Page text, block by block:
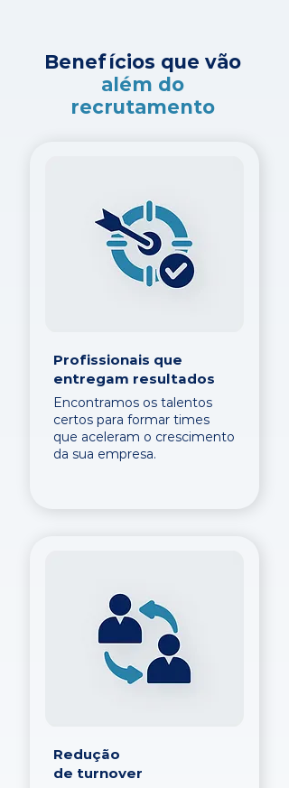
Benefícios que vão
além do
recrutamento
Profissionais que
entregam resultados
Encontramos os talentos
certos para formar times
que aceleram o crescimento
da sua empresa.
Redução
de turnover